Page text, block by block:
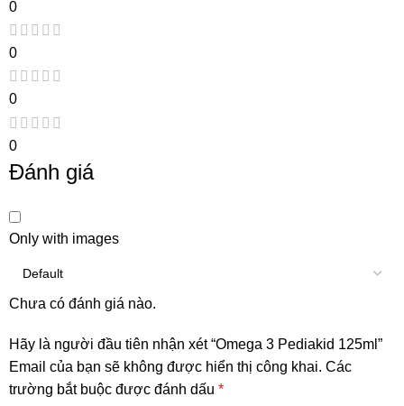
0
0
0
0
Đánh giá
Only with images
Chưa có đánh giá nào.
Hãy là người đầu tiên nhận xét “Omega 3 Pediakid 125ml”
Email của bạn sẽ không được hiển thị công khai. Các
trường bắt buộc được đánh dấu*